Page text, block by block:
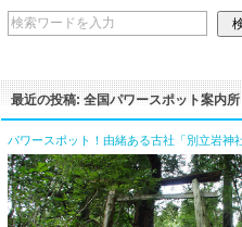
最近の投稿: 全国パワースポット案内所
パワースポット！由緒ある古社「別立岩神